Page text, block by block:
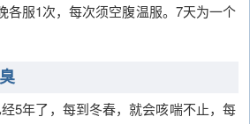
各服1次，每次须空腹温服。7天为一个
5年了，每到冬春，就会咳喘不止，每